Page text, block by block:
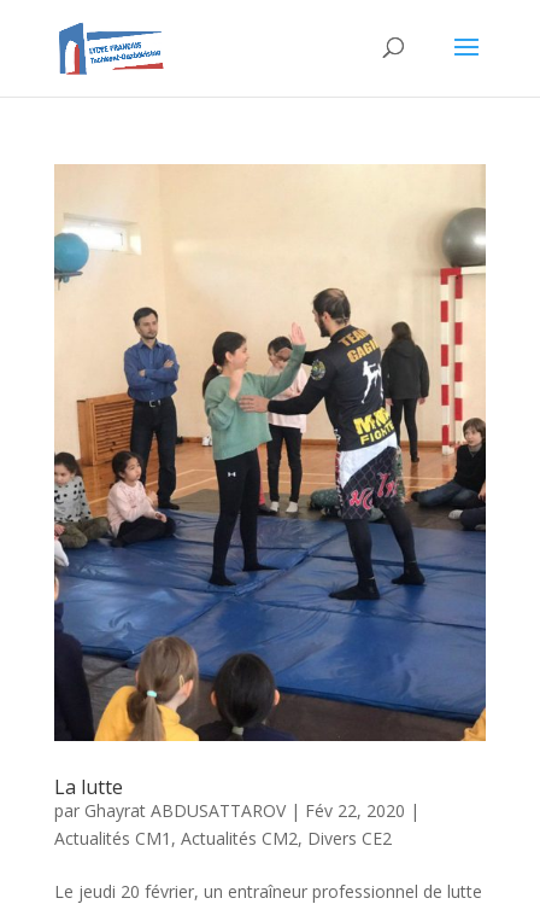
La lutte
par Ghayrat ABDUSATTAROV| Fév 22, 2020 |
Actualités CM1 , Actualités CM2, Divers CE2
Le jeudi 20 février, un entraîneur professionnel de lutte